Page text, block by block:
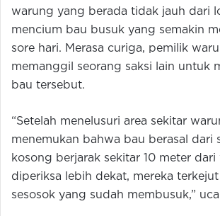
warung yang berada tidak jauh dari
mencium bau busuk yang semakin
sore hari. Merasa curiga, pemilik
memanggil seorang saksi lain untuk
bau tersebut.
“Setelah menelusuri area sekitar
menemukan bahwa bau berasal dari
kosong berjarak sekitar 10 meter dari
diperiksa lebih dekat, mereka
sesosok yang sudah membusuk,”